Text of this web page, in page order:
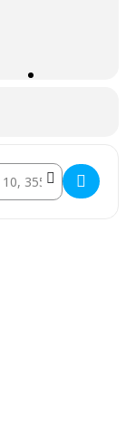
- JG-GD